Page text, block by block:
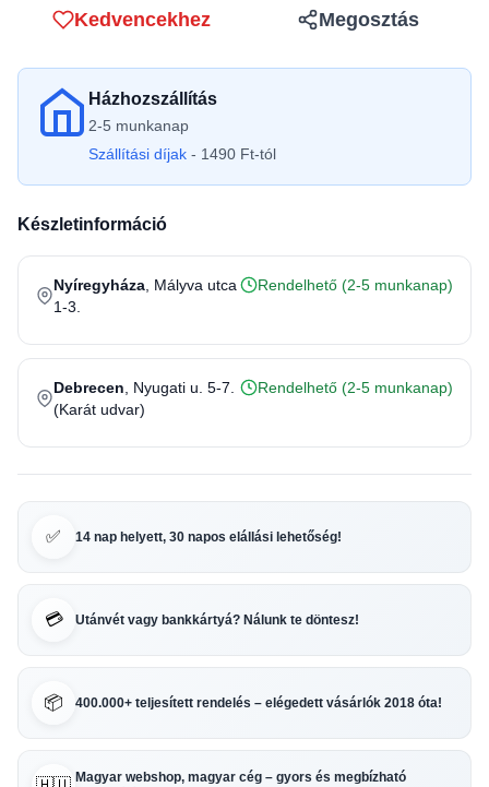
Kedvencekhez Megosztás
Házhozszállítás
2-5 munkanap
Szállítási díjak - 1490 Ft-tól
Készletinformáció
Nyíregyháza , Mályva utca
1-3.
Rendelhető (2-5 munkanap)
Debrecen , Nyugati u. 5-7.
(Karát udvar)
Rendelhető (2-5 munkanap)
✅ 14 nap helyett, 30 napos elállási lehetőség!
💳 Utánvét vagy bankkártyá? Nálunk te döntesz!
📦 400.000+ teljesített rendelés – elégedett vásárlók 2018 óta!
Magyar webshop, magyar cég – gyors és megbízható